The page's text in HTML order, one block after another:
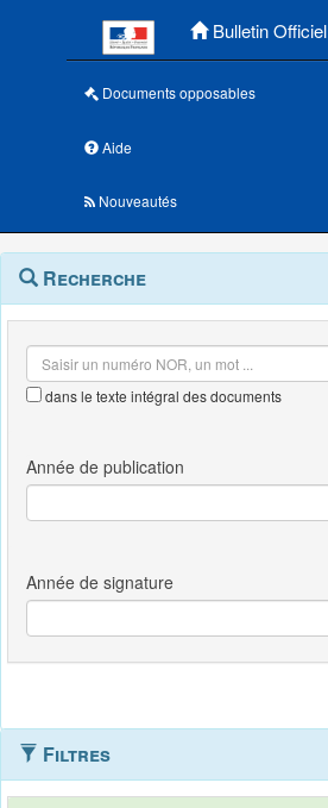
Bulletin Officiel
Documents opposables
Aide
Nouveautés
Navigation
outils
Menu
contextuel
Recherche
dans le texte intégral des documents
Filtres